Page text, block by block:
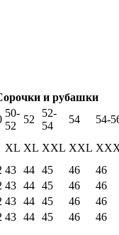
и рубашки
50-
52
52
52-
54
54
54-
XL XL XXL XXL
43 44 45 46
46
43 44 45 46
46
43 44 45 46
46
43 44 45 46
46